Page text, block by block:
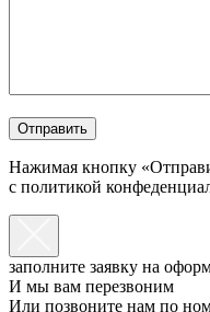
Нажимая кнопку
с политикой
заполните заявку на
И мы вам перезвоним
Или позвоните нам по